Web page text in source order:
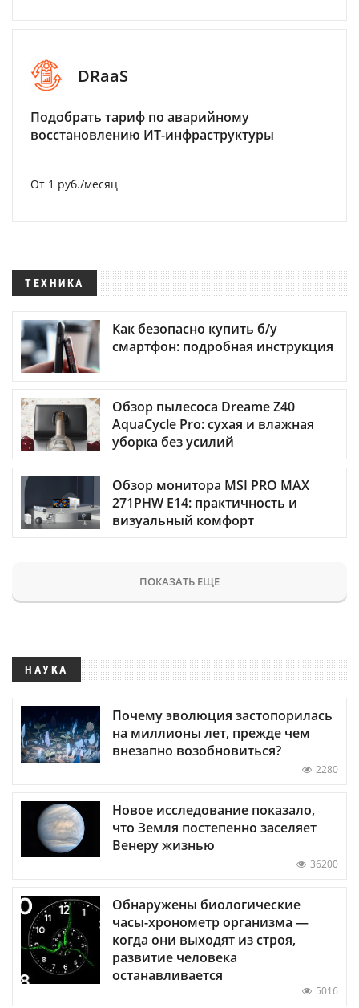
DRaaS
Подобрать тариф по аварийному
восстановлению ИТ-инфраструктуры
От 1 руб./месяц
ТЕХНИКА
Как безопасно купить б/у
смартфон: подробная инструкция
Обзор пылесоса Dreame Z40
AquaCycle Pro: сухая и влажная
уборка без усилий
Обзор монитора MSI PRO MAX
271PHW E14: практичность и
визуальный комфорт
ПОКАЗАТЬ ЕЩЕ
НАУКА
Почему эволюция застопорилась
на миллионы лет, прежде чем
внезапно возобновиться?
2280
Новое исследование показало,
что Земля постепенно заселяет
Венеру жизнью
36200
Обнаружены биологические
часы-хронометр организма —
когда они выходят из строя,
развитие человека
останавливается
5016